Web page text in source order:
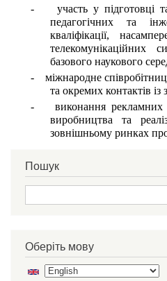
-    участь у підготовці
педагогічних та
кваліфікації,
телекомунікаційних
базового наукового
-    міжнародне
та окремих контактів
-    виконання рекламних
виробництва та
зовнішньому ринках
Пошук
Оберіть мову